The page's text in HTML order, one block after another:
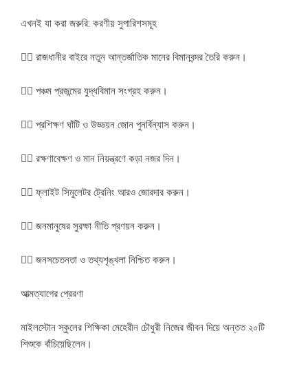
এখনই যা করা জরুরি: করণীয় সুপারিশসমূহ
১️⃣ রাজধানীর বাইরে নতুন আন্তর্জাতিক মানের বিমানবন্দর তৈরি করুন।
২️⃣ পঞ্চম প্রজন্মের যুদ্ধবিমান সংগ্রহ করুন।
৩️⃣ প্রশিক্ষণ ঘাঁটি ও উড্ডয়ন জোন পুনর্বিন্যাস করুন।
৪️⃣ রক্ষণাবেক্ষণ ও মান নিয়ন্ত্রণে কড়া নজর দিন।
৫️⃣ ফ্লাইট সিমুলেটর ট্রেনিং আরও জোরদার করুন।
৬️⃣ জনমানুষের সুরক্ষা নীতি প্রণয়ন করুন।
৭️⃣ জনসচেতনতা ও তথ্যশৃঙ্খলা নিশ্চিত করুন।
আত্মত্যাগের প্রেরণা
মাইলস্টোন স্কুলের শিক্ষিকা মেহেরীন চৌধুরী নিজের জীবন দিয়ে অন্তত ২০টি
শিশুকে বাঁচিয়েছিলেন।